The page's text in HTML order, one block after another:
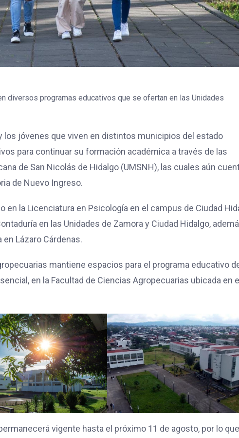
diversos programas educativos que se ofertan en las Unidades
los jóvenes que viven en distintos municipios del estado
para continuar su formación académica a través de las
de San Nicolás de Hidalgo (UMSNH), las cuales aún
de Nuevo Ingreso.
la Licenciatura en Psicología en el campus de Ciudad
en las Unidades de Zamora y Ciudad Hidalgo,
Lázaro Cárdenas.
mantiene espacios para el programa educativo
en la Facultad de Ciencias Agropecuarias ubicada en el
vigente hasta el próximo 11 de agosto, por lo